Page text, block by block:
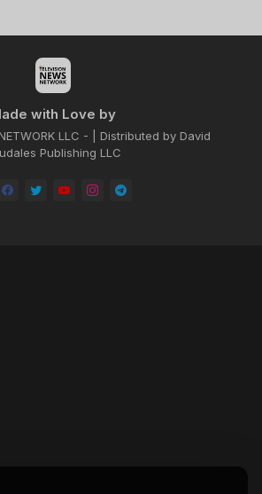
with Love by
NETWORK LLC - | Distributed by David
Publishing LLC